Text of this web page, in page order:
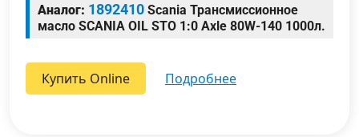
Аналог: 1892410 Scania Трансмиссионное
масло SCANIA OIL STO 1:0 Axle 80W-140 1000л.
Купить Online подробнее